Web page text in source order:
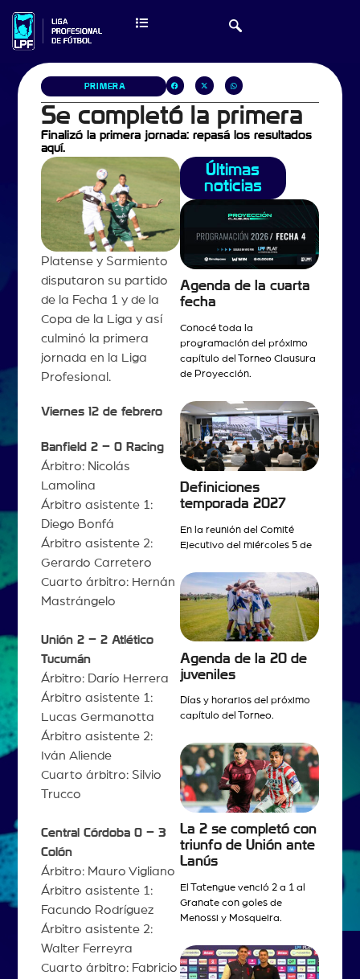
PRIMERA
Se completó la primera
Finalizó la primera jornada: repasá los resultados
aquí.
Platense y Sarmiento
disputaron su partido
de la Fecha 1 y de la
Copa de la Liga y así
culminó la primera
jornada en la Liga
Profesional.
Viernes 12 de febrero
Banfield 2 – 0 Racing
Árbitro: Nicolás
Lamolina
Árbitro asistente 1:
Diego Bonfá
Árbitro asistente 2:
Gerardo Carretero
Cuarto árbitro: Hernán
Mastrángelo
Unión 2 – 2 Atlético
Tucumán
Árbitro: Darío Herrera
Árbitro asistente 1:
Lucas Germanotta
Árbitro asistente 2:
Iván Aliende
Cuarto árbitro: Silvio
Trucco
Central Córdoba 0 – 3
Colón
Árbitro: Mauro Vigliano
Árbitro asistente 1:
Facundo Rodríguez
Árbitro asistente 2:
Walter Ferreyra
Cuarto árbitro: Fabricio
Últimas
noticias
Agenda de la cuarta
fecha
Conocé toda la
programación del próximo
capítulo del Torneo Clausura
de Proyección.
Definiciones
temporada 2027
En la reunión del Comité
Ejecutivo del miércoles 5 de
Agenda de la 20 de
juveniles
Días y horarios del próximo
capítulo del Torneo.
La 2 se completó con
triunfo de Unión ante
Lanús
El Tatengue venció 2 a 1 al
Granate con goles de
Menossi y Mosqueira.